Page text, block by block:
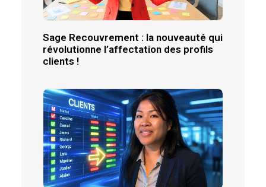
Sage Recouvrement : la nouveauté qui
révolutionne l’affectation des profils
clients !